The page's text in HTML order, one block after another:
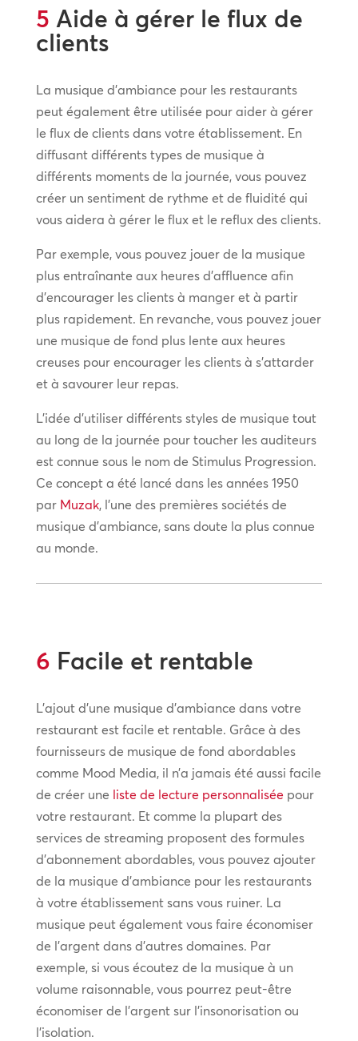
5 Aide à gérer le flux de
clients
La musique d’ambiance pour les restaurants
peut également être utilisée pour aider à gérer
le flux de clients dans votre établissement. En
diffusant différents types de musique à
différents moments de la journée, vous pouvez
créer un sentiment de rythme et de fluidité qui
vous aidera à gérer le flux et le reflux des clients.
Par exemple, vous pouvez jouer de la musique
plus entraînante aux heures d’affluence afin
d’encourager les clients à manger et à partir
plus rapidement. En revanche, vous pouvez jouer
une musique de fond plus lente aux heures
creuses pour encourager les clients à s’attarder
et à savourer leur repas.
L’idée d’utiliser différents styles de musique tout
au long de la journée pour toucher les auditeurs
est connue sous le nom de Stimulus Progression.
Ce concept a été lancé dans les années 1950
par Muzak, l’une des premières sociétés de
musique d’ambiance, sans doute la plus connue
au monde.
6 Facile et rentable
L’ajout d’une musique d’ambiance dans votre
restaurant est facile et rentable. Grâce à des
fournisseurs de musique de fond abordables
comme Mood Media, il n’a jamais été aussi facile
de créer une liste de lecture personnalisée pour
votre restaurant. Et comme la plupart des
services de streaming proposent des formules
d’abonnement abordables, vous pouvez ajouter
de la musique d’ambiance pour les restaurants
à votre établissement sans vous ruiner. La
musique peut également vous faire économiser
de l’argent dans d’autres domaines. Par
exemple, si vous écoutez de la musique à un
volume raisonnable, vous pourrez peut-être
économiser de l’argent sur l’insonorisation ou
l’isolation.